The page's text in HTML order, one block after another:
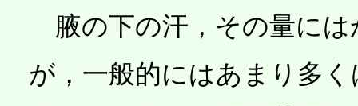
腋の下の汗，その量には
が，一般的にはあまり多